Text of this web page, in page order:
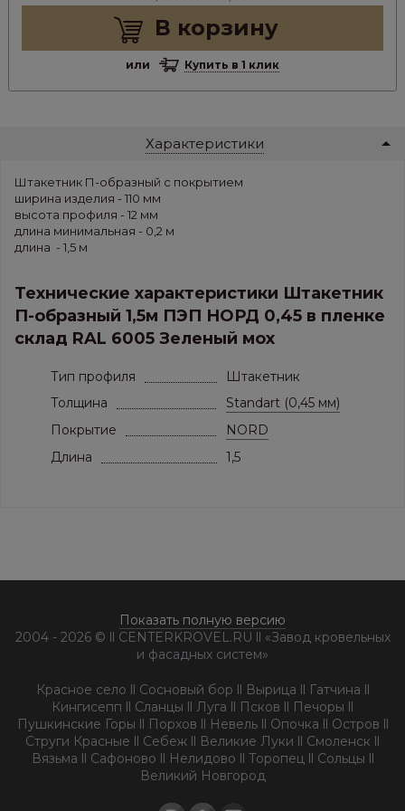
В корзину
или Купить в 1 клик
Характеристики
Штакетник П-образный с покрытием
ширина изделия - 110 мм
высота профиля - 12 мм
длина минимальная - 0,2 м
длина - 1,5 м
Технические характеристики Штакетник
П-образный 1,5м ПЭП НОРД 0,45 в пленке
склад RAL 6005 Зеленый мох
Тип профиля
Штакетник
Толщина
Standart (0,45 мм)
Покрытие
NORD
Длина
1,5
Показать полную версию
2004 - 2026 © ll CENTERKROVEL.RU ll «Завод кровельных
и фасадных систем»
Красное село ll Сосновый бор ll Вырица ll Гатчина ll
Кингисепп ll Сланцы ll Луга ll Псков ll Печоры ll
Пушкинские Горы ll Порхов ll Невель ll Опочка ll Остров ll
Струги Красные ll Себеж ll Великие Луки ll Смоленск ll
Вязьма ll Сафоново ll Нелидово ll Торопец ll Сольцы ll
Великий Новгород